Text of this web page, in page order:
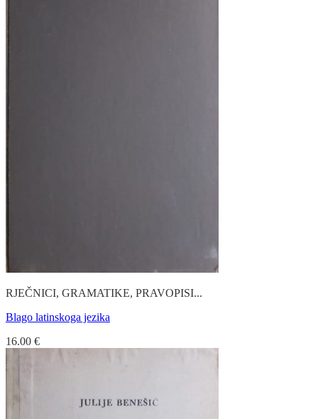
RJEČNICI, GRAMATIKE, PRAVOPISI...
Blago latinskoga jezika
16.00 €